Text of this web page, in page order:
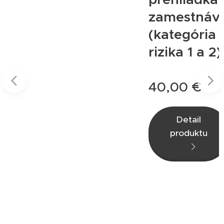
(kategória
rizika 1 a
40,00 €
Detail
produktu